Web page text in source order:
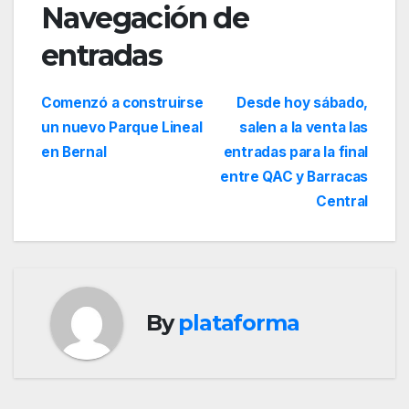
Navegación de
entradas
Desde hoy sábado,
salen a la venta las
entradas para la final
entre QAC y Barracas
Central
Comenzó a construirse
un nuevo Parque Lineal
en Bernal
Byplataforma